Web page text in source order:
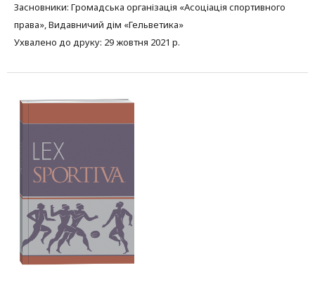
Засновники: Громадська організація «Асоціація спортивного
права», Видавничий дім «Гельветика»
Ухвалено до друку: 29 жовтня 2021 р.